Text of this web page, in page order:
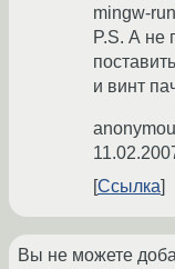
mingw-
P.S. А не
и винт
Ссылка
Вы не можете